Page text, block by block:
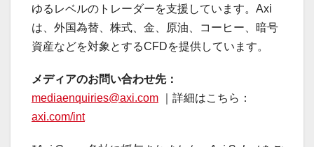
ゆるレベルのトレーダーを支援しています。Axi
は、外国為替、株式、金、原油、コーヒー、暗号
資産などを対象とするCFDを提供しています。
メディアのお問い合わせ先：
mediaenquiries@axi.com ｜詳細はこちら：
axi.com/int